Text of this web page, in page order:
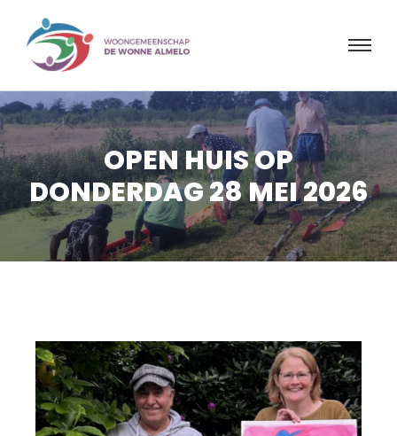
OPEN HUIS OP
DONDERDAG 28 MEI 2026